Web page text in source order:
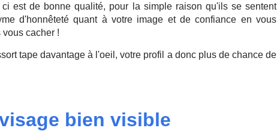
est de bonne qualité, pour la simple raison qu'ils se sentent
d'honnêteté quant à votre image et de confiance en vous
cacher !
tape davantage à l'oeil, votre profil a donc plus de chance de
bien visible